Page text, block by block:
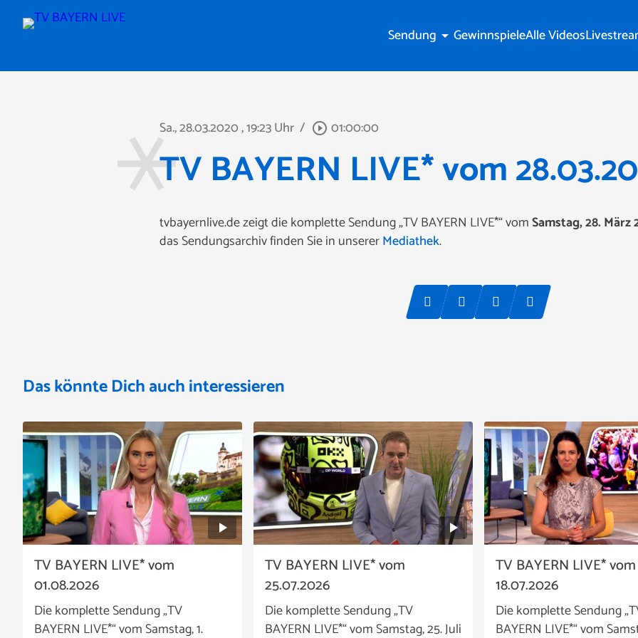
Sendung arrow_drop_down GewinnspieleAlle Videos
Sa., 28.03.2020, 19:23 Uhr / play_circle_outline 01:00:00
TV BAYERN LIVE* vom
tvbayernlive.de zeigt die komplette Sendung „TV BAYERN LIVE*“ vomSamstag, 28. März
das Sendungsarchiv finden Sie in unsererMediathek.
Das könnte Dich auch interessieren
TV BAYERN LIVE* vom
01.08.2026
Die komplette Sendung „TV
BAYERN LIVE*“ vom Samstag, 1.
TV BAYERN LIVE* vom
25.07.2026
Die komplette Sendung „TV
BAYERN LIVE*“ vom Samstag, 25. Juli
TV BAYERN LIVE* vom
18.07.2026
Die komplette Sendung
BAYERN LIVE*“ vom